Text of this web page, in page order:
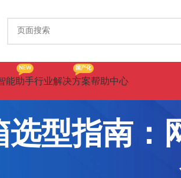
能助手
NEW
行业解决方案
国产化
帮助中心
选型指南：